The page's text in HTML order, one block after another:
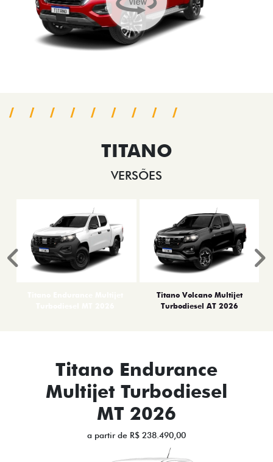
TITANO
VERSÕES
Titano Volcano Multijet
Turbodiesel AT 2026
Anterior
Titano Endurance
Multijet Turbodiesel
MT 2026
a partir de R$ 238.490,00